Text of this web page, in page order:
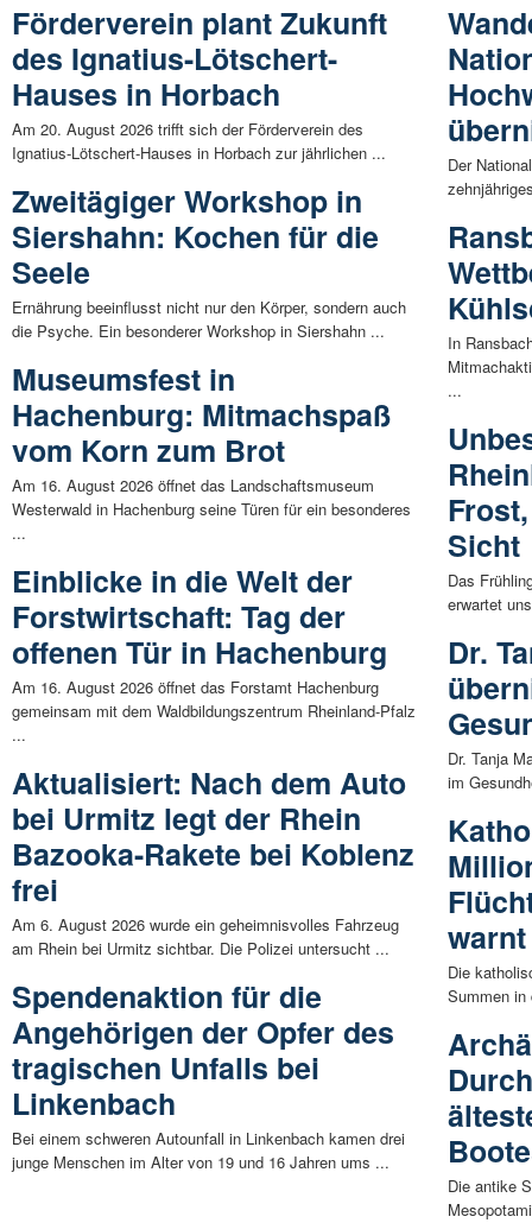
Förderverein plant Zukunft
des Ignatius-Lötschert-
Hauses in Horbach
Am 20. August 2026 trifft sich der Förderverein des
Ignatius-Lötschert-Hauses in Horbach zur jährlichen ...
Zweitägiger Workshop in
Siershahn: Kochen für die
Seele
Ernährung beeinflusst nicht nur den Körper, sondern auch
die Psyche. Ein besonderer Workshop in Siershahn ...
Museumsfest in
Hachenburg: Mitmachspaß
vom Korn zum Brot
Am 16. August 2026 öffnet das Landschaftsmuseum
Westerwald in Hachenburg seine Türen für ein besonderes
...
Einblicke in die Welt der
Forstwirtschaft: Tag der
offenen Tür in Hachenburg
Am 16. August 2026 öffnet das Forstamt Hachenburg
gemeinsam mit dem Waldbildungszentrum Rheinland-Pfalz
...
Aktualisiert: Nach dem Auto
bei Urmitz legt der Rhein
Bazooka-Rakete bei Koblenz
frei
Am 6. August 2026 wurde ein geheimnisvolles Fahrzeug
am Rhein bei Urmitz sichtbar. Die Polizei untersucht ...
Spendenaktion für die
Angehörigen der Opfer des
tragischen Unfalls bei
Linkenbach
Bei einem schweren Autounfall in Linkenbach kamen drei
junge Menschen im Alter von 19 und 16 Jahren ums ...
Der
In
...
Sicht
Das
erwartet
Dr.
Dr. Tanja
im
Die
Summen
Die antike